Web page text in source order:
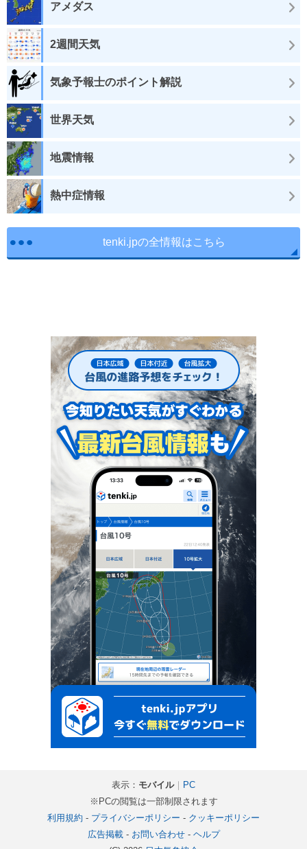
アメダス
2週間天気
気象予報士のポイント解説
世界天気
地震情報
熱中症情報
tenki.jpの全情報はこちら
表示： モバイル｜
PC
※PCの閲覧は一部制限されます
利用規約 - プライバシーポリシー - クッキーポリシー
広告掲載- お問い合わせ- ヘルプ